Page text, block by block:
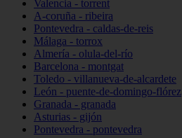
Valencia - torrent
A-coruña - ribeira
Pontevedra - caldas-de-reis
Málaga - torrox
Almería - olula-del-río
Barcelona - montgat
Toledo - villanueva-de-alcardete
León - puente-de-domingo-flórez
Granada - granada
Asturias - gijón
Pontevedra - pontevedra